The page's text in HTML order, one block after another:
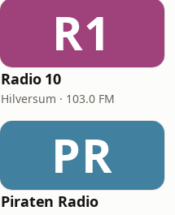
R1
Radio 10
Hilversum · 103.0 FM
PR
Piraten Radio